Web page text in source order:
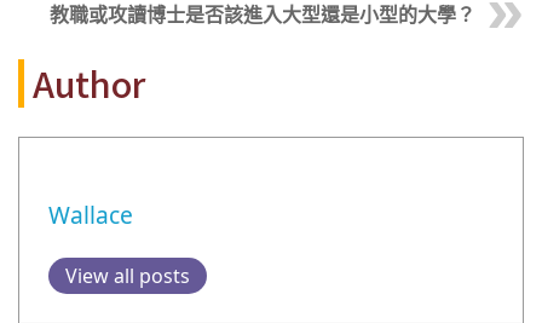
教職或攻讀博士是否該進入大型還是小型的大學？
Author
Wallace
View all posts